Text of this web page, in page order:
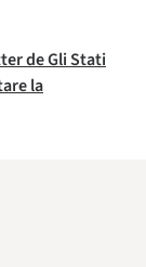
de Gli Stati
la